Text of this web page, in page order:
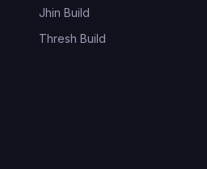
Jhin Build
Thresh Build